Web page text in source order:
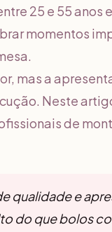
25 e 55 anos
momentos
mas a
Neste
de
qualidade e
do que bolos